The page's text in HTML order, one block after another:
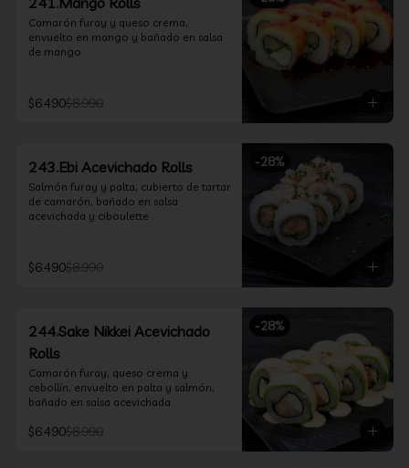
Camarón furay y queso crema,
envuelto en mango y bañado en salsa
de mango
$6.490$8.990
-28%
243.Ebi Acevichado Rolls
Salmón furay y palta, cubierto de tartar
de camarón, bañado en salsa
acevichada y ciboulette
$6.490$8.990
-28%
244.Sake Nikkei Acevichado
Rolls
Camarón furay, queso crema y
cebollín, envuelto en palta y salmón,
bañado en salsa acevichada
$6.490$8.990